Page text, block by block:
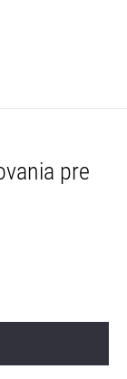
pre